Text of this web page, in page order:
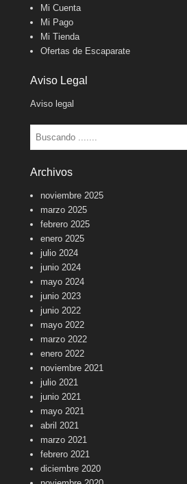
Mi Cuenta
Mi Pago
Mi Tienda
Ofertas de Escaparate
Aviso Legal
Aviso legal
Buscar
Archivos
noviembre 2025
marzo 2025
febrero 2025
enero 2025
julio 2024
junio 2024
mayo 2024
junio 2023
junio 2022
mayo 2022
marzo 2022
enero 2022
noviembre 2021
julio 2021
junio 2021
mayo 2021
abril 2021
marzo 2021
febrero 2021
diciembre 2020